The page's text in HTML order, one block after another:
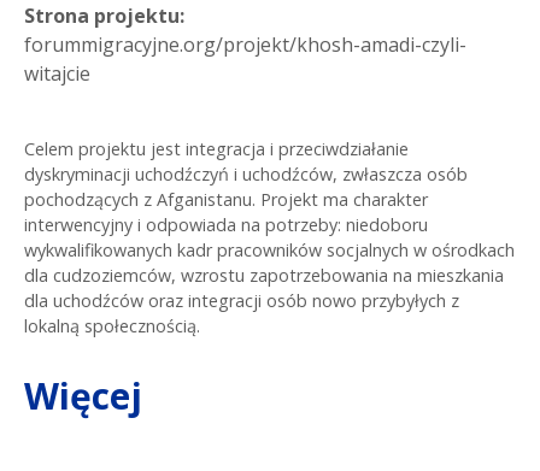
Strona projektu:
forummigracyjne.org/projekt/khosh-amadi-czyli-
witajcie
Celem projektu jest integracja i przeciwdziałanie
dyskryminacji uchodźczyń i uchodźców, zwłaszcza osób
pochodzących z Afganistanu. Projekt ma charakter
interwencyjny i odpowiada na potrzeby: niedoboru
wykwalifikowanych kadr pracowników socjalnych w ośrodkach
dla cudzoziemców, wzrostu zapotrzebowania na mieszkania
dla uchodźców oraz integracji osób nowo przybyłych z
lokalną społecznością.
Więcej